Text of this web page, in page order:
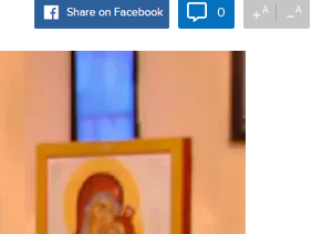
0 +A −A